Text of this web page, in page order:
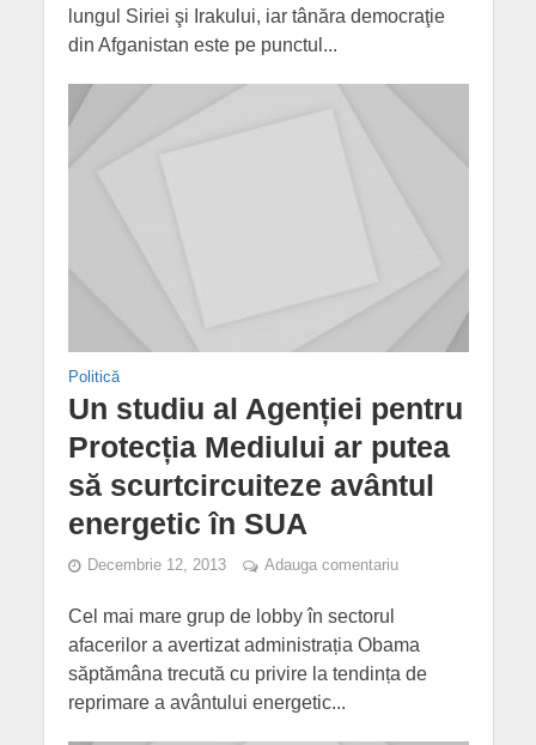
lungul Siriei şi Irakului, iar tânăra democraţie
din Afganistan este pe punctul...
Politică
Un studiu al Agenției pentru
Protecția Mediului ar putea
să scurtcircuiteze avântul
energetic în SUA
Decembrie 12, 2013 Adauga comentariu
Cel mai mare grup de lobby în sectorul
afacerilor a avertizat administrația Obama
săptămâna trecută cu privire la tendința de
reprimare a avântului energetic...